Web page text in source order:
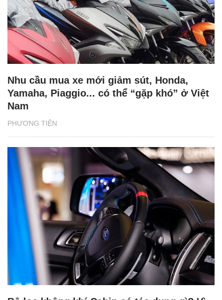
PHƯƠNG TIỆN
Nhu cầu mua xe mới giảm sút, Honda,
Yamaha, Piaggio... có thể “gặp khó” ở Việt
Nam